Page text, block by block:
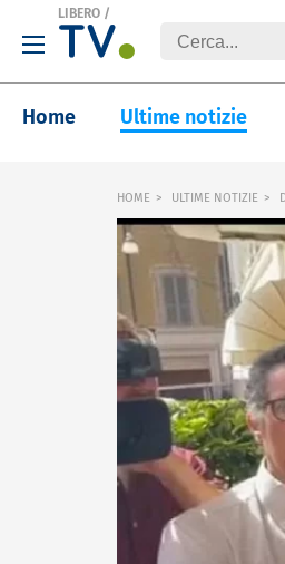
LIBERO /
Home Ultime notizie
HOME ULTIME NOTIZIE